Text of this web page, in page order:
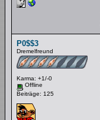
P0$$3
Dremelfreund
Karma: +1/-0
Offline
Beiträge: 125